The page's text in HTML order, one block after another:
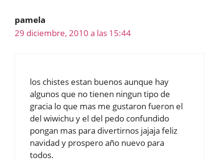
pamela
29 diciembre, 2010 a las 15:44
los chistes estan buenos aunque hay
algunos que no tienen ningun tipo de
gracia lo que mas me gustaron fueron el
del wiwichu y el del pedo confundido
pongan mas para divertirnos jajaja feliz
navidad y prospero año nuevo para
todos.